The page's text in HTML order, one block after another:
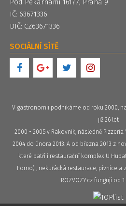
Pod Pekárnami 161/7, Praha 9
IČ: 63671336
DIČ: CZ63671336
SOCIÁLNÍ SÍTĚ
V gastronomii podnikáme od roku 2000,
již 26 let
2000 - 2005 v Rakovník, následně
2004 do února 2013. A od března 2013 z
které patří i restaurační komplex U
Forno) , nekuřácká restaurace, pivnice a
ROZVOZY.cz fungují od